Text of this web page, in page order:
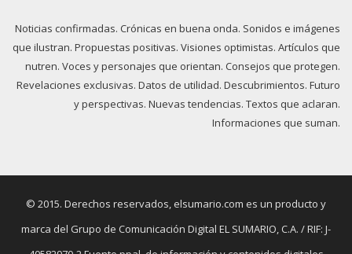
Noticias confirmadas. Crónicas en buena onda. Sonidos e imágenes
que ilustran. Propuestas positivas. Visiones optimistas. Artículos que
nutren. Voces y personajes que orientan. Consejos que protegen.
Revelaciones exclusivas. Datos de utilidad. Descubrimientos. Futuro
y perspectivas. Nuevas tendencias. Textos que aclaran.
Informaciones que suman.
© 2015. Derechos reservados, elsumario.com es un producto y
marca del Grupo de Comunicación Digital EL SUMARIO, C.A. / RIF: J-